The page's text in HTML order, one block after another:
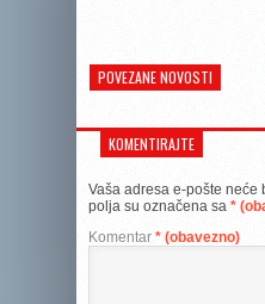
POVEZANE NOVOSTI
KOMENTIRAJTE
Vaša adresa e-pošte neće
polja su označena sa *
Komentar * (obavezno)